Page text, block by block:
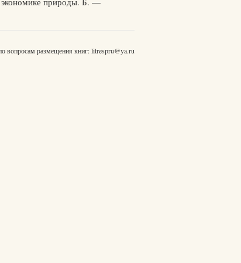
вопросам размещения книг:litrespru@ya.ru